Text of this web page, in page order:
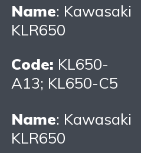
Name: Kawasaki
KLR650
Code: KL650-
A13; KL650-C5
Name: Kawasaki
KLR650